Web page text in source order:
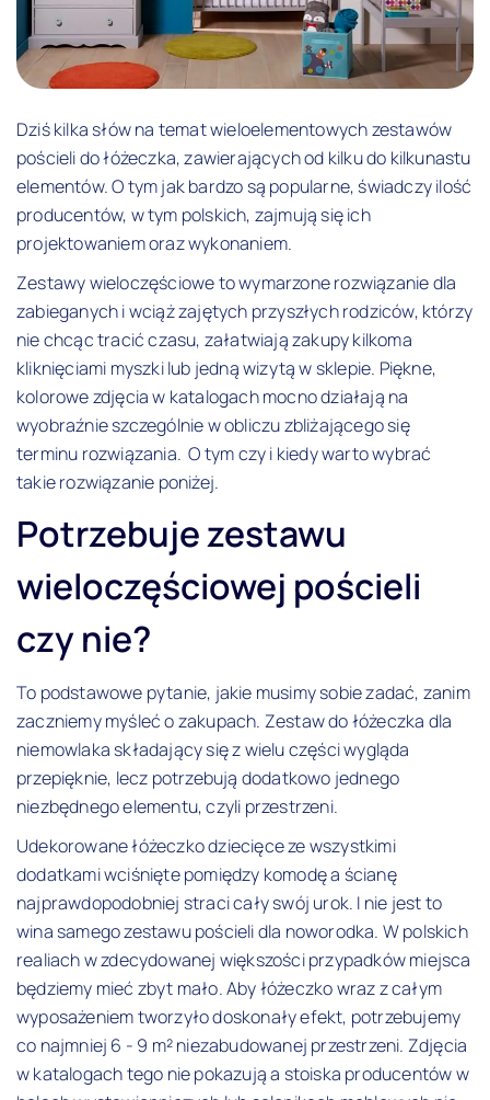
Dziś kilka słów na temat wieloelementowych zestawów
pościeli do łóżeczka, zawierających od kilku do kilkunastu
elementów. O tym jak bardzo są popularne, świadczy ilość
producentów, w tym polskich, zajmują się ich
projektowaniem oraz wykonaniem.
Zestawy wieloczęściowe to wymarzone rozwiązanie dla
zabieganych i wciąż zajętych przyszłych rodziców, którzy
nie chcąc tracić czasu, załatwiają zakupy kilkoma
kliknięciami myszki lub jedną wizytą w sklepie. Piękne,
kolorowe zdjęcia w katalogach mocno działają na
wyobraźnie szczególnie w obliczu zbliżającego się
terminu rozwiązania. O tym czy i kiedy warto wybrać
takie rozwiązanie poniżej.
Potrzebuje zestawu
wieloczęściowej pościeli
czy nie?
To podstawowe pytanie, jakie musimy sobie zadać, zanim
zaczniemy myśleć o zakupach. Zestaw do łóżeczka dla
niemowlaka składający się z wielu części wygląda
przepięknie, lecz potrzebują dodatkowo jednego
niezbędnego elementu, czyli przestrzeni.
Udekorowane łóżeczko dziecięce ze wszystkimi
dodatkami wciśnięte pomiędzy komodę a ścianę
najprawdopodobniej straci cały swój urok. I nie jest to
wina samego zestawu pościeli dla noworodka. W polskich
realiach w zdecydowanej większości przypadków miejsca
będziemy mieć zbyt mało. Aby łóżeczko wraz z całym
wyposażeniem tworzyło doskonały efekt, potrzebujemy
co najmniej 6 - 9 m² niezabudowanej przestrzeni. Zdjęcia
w katalogach tego nie pokazują a stoiska producentów w